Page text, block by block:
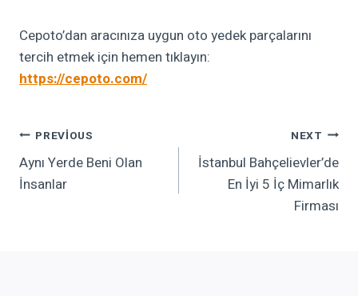
Cepoto’dan aracınıza uygun oto yedek parçalarını
tercih etmek için hemen tıklayın:
https://cepoto.com/
Yazı
Gezinmesi
PREVIOUS
Aynı Yerde Beni Olan
İnsanlar
NEXT
İstanbul Bahçelievler’de
En İyi 5 İç Mimarlık
Firması